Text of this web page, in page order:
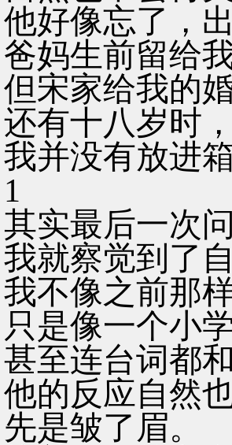
他好像忘了，
爸妈生前留给
但宋家给我的
还有十八岁时
我并没有放进箱
1
其实最后一次
我就察觉到了
我不像之前那
只是像一个小
甚至连台词都
他的反应自然
先是皱了眉。